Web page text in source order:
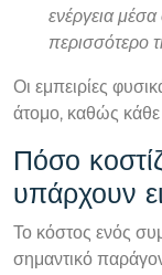
ενέργεια
περισσότερο
Οι εμπειρίες
άτομο, καθώς κάθε
Πόσο
υπάρχουν
Το κόστος ενός
σημαντικό